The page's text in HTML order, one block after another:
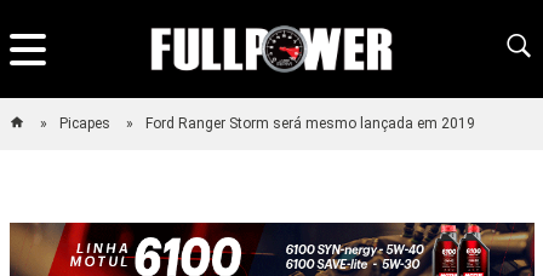
Picapes Ford Ranger Storm será mesmo lançada em 2019